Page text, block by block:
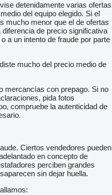
detenidamente varias ofertas
del equipo elegido. Si el
mucho menor que el de ofertas
de precio significativa
a un intento de fraude por parte
mucho del precio medio de
mercancías con prepago. Si no
pida fotos
compruebe la autenticidad de
Ciertos vendedores pueden
en concepto de
perciben grandes
sin dejar huella.